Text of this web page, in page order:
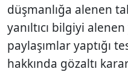
düşmanlığa alenen
yanıltıcı bilgiyi
paylaşımlar yaptığı
hakkında gözaltı